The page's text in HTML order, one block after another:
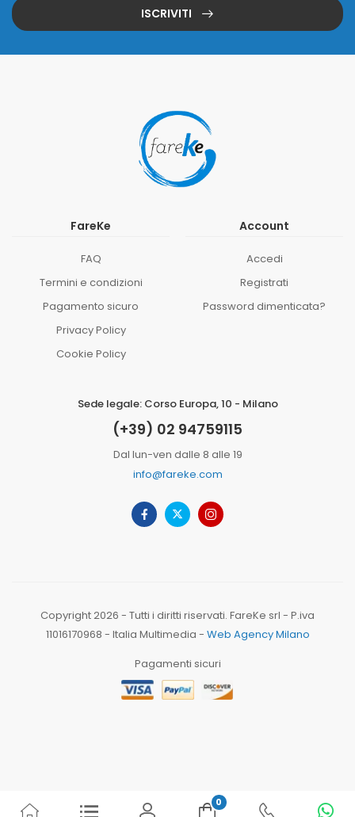
ISCRIVITI
FareKe
FAQ
Termini e condizioni
Pagamento sicuro
Privacy Policy
Cookie Policy
Account
Accedi
Registrati
Password dimenticata?
Sede legale: Corso Europa, 10 - Milano
(+39) 02 94759115
Dal lun-ven dalle 8 alle 19
info@fareke.com
Copyright 2026 - Tutti i diritti riservati. FareKe srl - P.iva
11016170968 - Italia Multimedia - Web Agency Milano
Pagamenti sicuri
0